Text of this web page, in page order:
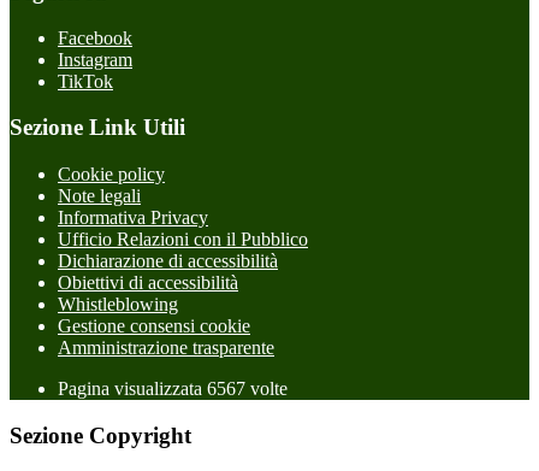
Facebook
Instagram
TikTok
Sezione Link Utili
Cookie policy
Note legali
Informativa Privacy
Ufficio Relazioni con il Pubblico
Dichiarazione di accessibilità
Obiettivi di accessibilità
Whistleblowing
Gestione consensi cookie
Amministrazione trasparente
Pagina visualizzata 6567 volte
Sezione Copyright